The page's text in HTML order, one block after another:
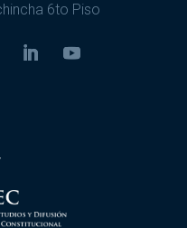
6to Piso